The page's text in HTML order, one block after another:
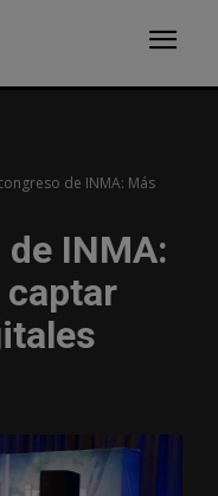
de INMA: Más
INMA:
captar